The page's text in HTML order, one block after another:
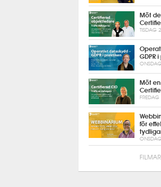
Möt
TISDAG
GDPR
Möt
för